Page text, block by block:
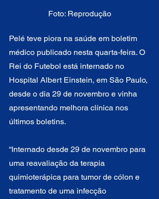
Foto: Reprodução
Pelé teve piora na saúde em boletim
médico publicado nesta quarta-feira. O
Rei do Futebol está internado no
Hospital Albert Einstein, em São Paulo,
desde o dia 29 de novembro e vinha
apresentando melhora clínica nos
últimos boletins.
“Internado desde 29 de novembro para
uma reavaliação da terapia
quimioterápica para tumor de cólon e
tratamento de uma infecção